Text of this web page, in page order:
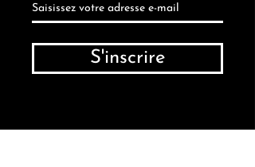
S'inscrire